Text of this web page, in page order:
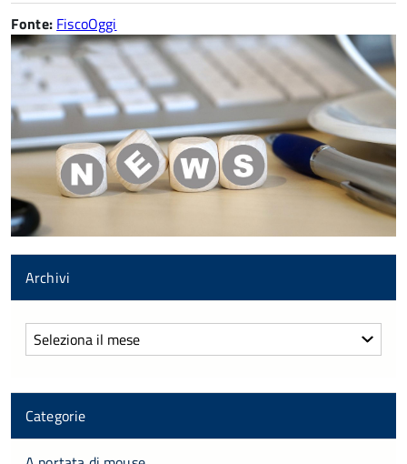
Fonte: FiscoOggi
Archivi
Archivi
Categorie